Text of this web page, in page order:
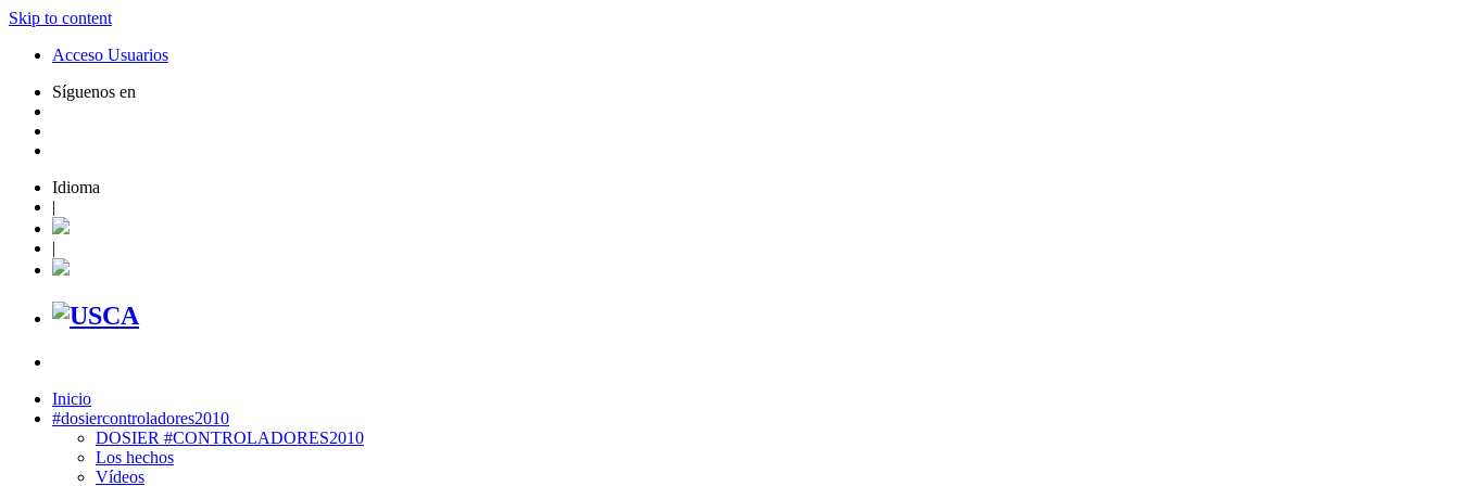
Skip to content
Acceso Usuarios
Síguenos en
Idioma
|
|
Inicio
#dosiercontroladores2010
DOSIER #CONTROLADORES2010
Los hechos
Vídeos